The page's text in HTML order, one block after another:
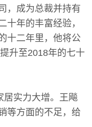
，成为总裁并持有
十年的丰富经验，
十二年里，他将公
升至2018年的七十
居实力大增。王飚
等方面的不足，给